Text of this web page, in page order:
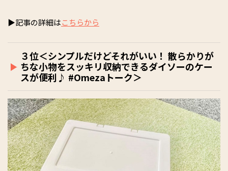
▶記事の詳細はこちらから
３位＜シンプルだけどそれがいい！ 散らかりが
ちな小物をスッキリ収納できるダイソーのケー
スが便利♪ #Omezaトーク＞